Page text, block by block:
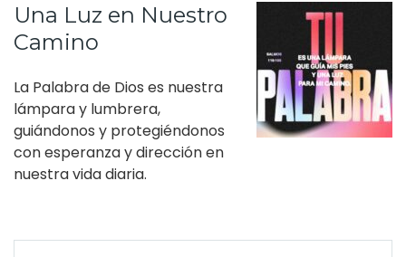
Una Luz en Nuestro
Camino
La Palabra de Dios es nuestra
lámpara y lumbrera,
guiándonos y protegiéndonos
con esperanza y dirección en
nuestra vida diaria.